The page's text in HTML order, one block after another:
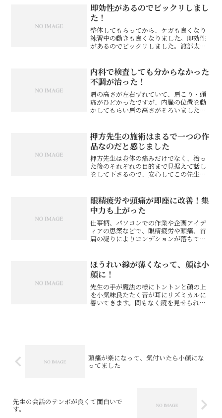
かすことができない原因をとてもよく分
かりやすく説明しながら治...
即効性があるのでビックリしまし
た！
整体してもらってから、ケガも良くなり
練習中の動きも良くなりました。即効性
があるのでビックリしました。渡部太基
りません。同じ症状でお悩みのお客さま
の声自分の身体を学びたい...
内科で検査しても分からなかった
不調が治った！
肩の高さが左右ずれていて、肩こり・頭
痛がひどかったですが、内臓の位置を動
かしてもらい肩の高さがそろいました！
で検査しても体調不良の原因が分からず
困っていたので、治って良...
押方先生の施術はまるで一つの作
品なのだと感じました
押方先生は身体の痛みだけでなく、治っ
た後のそれぞれの目的まで見据えて話し
をして下さるので、安心してこの先生に
ちいいだけでなく、施術をして頂いてる
途中の時点で呼吸がしやす...
眼精疲労や頭痛が即座に改善！集
中力も上がった
仕事柄、パソコンでの作業や企画アイデ
ィアの思案などで、眼精疲労や頭痛、首
肩の凝りによりコンデションが落ちてし
広さも一気に広がる感覚があります。そ
の後の仕事の集中力やパフ...
ほうれい線が薄くなって、顔は小
顔に！
先生の手が魔法の様にトントンと顔の上
を小気味良たたく音が耳にリズミカルに
響いてきます。間もなく鏡を見せられた
頭痛が楽になって、気付いたら小顔にな
ってました
先生の会話のテンポが良くて面白いで
す。